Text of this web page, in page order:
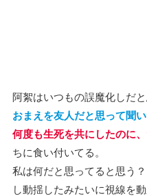
阿絮はいつもの誤魔化しだと
おまえを友人だと思って聞
何度も生死を共にしたのに
ちに食い付いてる。
私は何だと思ってると思う
し動揺したみたいに視線を